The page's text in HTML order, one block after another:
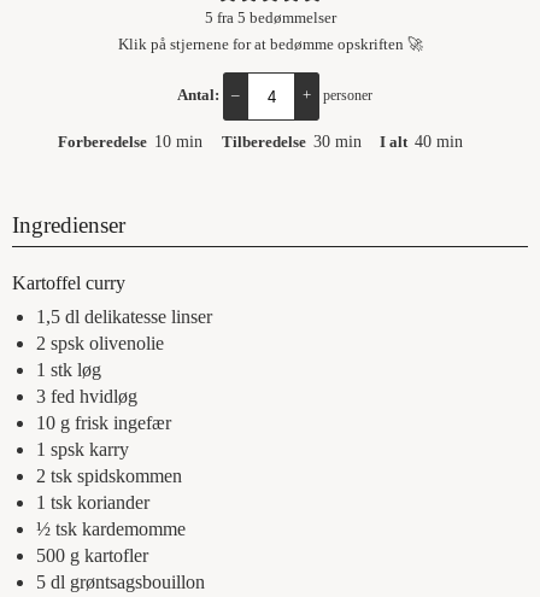
5 fra 5 bedømmelser
Klik på stjernene for at bedømme opskriften 🚀
Antal: – + personer
Forberedelse 10 min Tilberedelse 30 min I alt 40 min
Ingredienser
Kartoffel curry
1,5 dl delikatesse linser
2 spsk olivenolie
1 stk løg
3 fed hvidløg
10 g frisk ingefær
1 spsk karry
2 tsk spidskommen
1 tsk koriander
½ tsk kardemomme
500 g kartofler
5 dl grøntsagsbouillon